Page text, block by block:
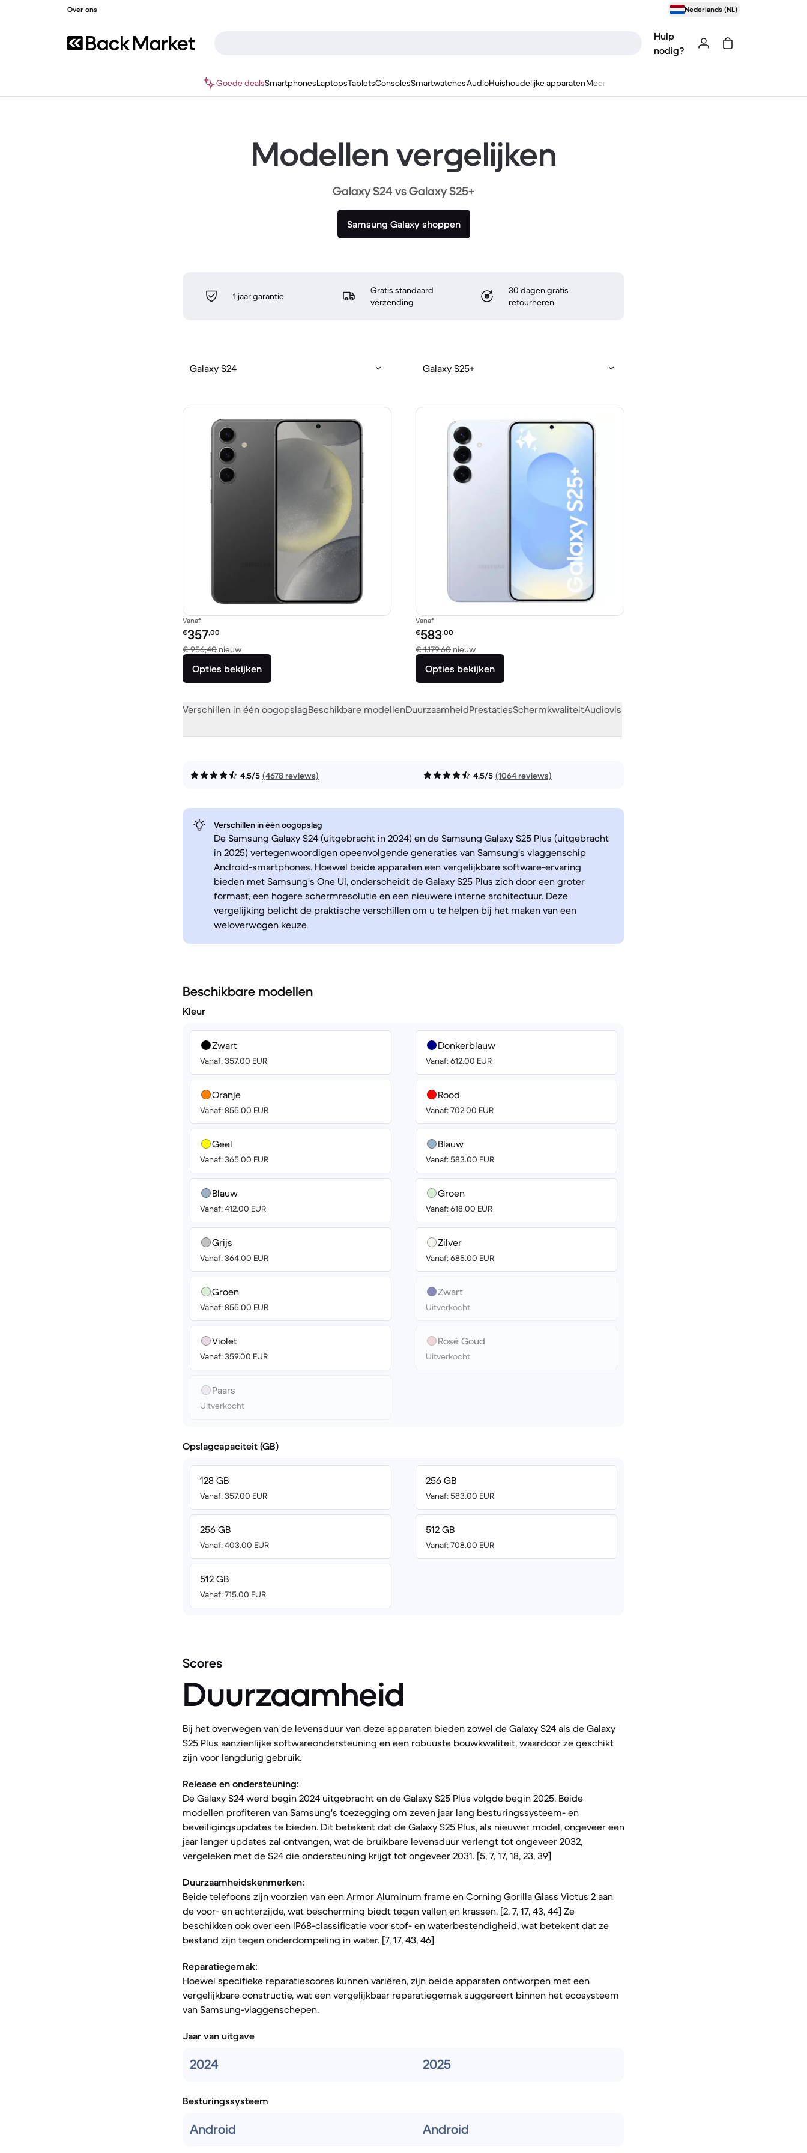
Over ons Nederlands (NL)
Hulp
nodig?
Goede dealsSmartphonesLaptopsTabletsConsolesSmartwatchesAudioHuishoudelijke apparatenMeer
Modellen vergelijken
Galaxy S24 vs Galaxy S25+
Samsung Galaxy shoppen
1 jaar garantie
Gratis standaard
verzending
30 dagen gratis
retourneren
Galaxy S24 Galaxy S25+
Vanaf
Refurbished prijs:
€357,00
€ 956,40 nieuwVergeleken met € 956,40 nieuw
Opties bekijken
Vanaf
Refurbished prijs:
€583,00
€ 1.179,60 nieuwVergeleken met € 1.179,60 nieuw
Opties bekijken
Verschillen in één oogopslagBeschikbare modellenDuurzaamheidPrestatiesSchermkwaliteitAudiovisueel
4,5/5 (4678 reviews) 4,5/5 (1064 reviews)
Verschillen in één oogopslag
De Samsung Galaxy S24 (uitgebracht in 2024) en de Samsung Galaxy S25 Plus (uitgebracht
in 2025) vertegenwoordigen opeenvolgende generaties van Samsung's vlaggenschip
Android-smartphones. Hoewel beide apparaten een vergelijkbare software-ervaring
bieden met Samsung's One UI, onderscheidt de Galaxy S25 Plus zich door een groter
formaat, een hogere schermresolutie en een nieuwere interne architectuur. Deze
vergelijking belicht de praktische verschillen om u te helpen bij het maken van een
weloverwogen keuze.
Beschikbare modellen
Kleur
Zwart
Vanaf: 357.00 EUR
Oranje
Vanaf: 855.00 EUR
Geel
Vanaf: 365.00 EUR
Blauw
Vanaf: 412.00 EUR
Grijs
Vanaf: 364.00 EUR
Groen
Vanaf: 855.00 EUR
Violet
Vanaf: 359.00 EUR
Paars
Uitverkocht
Donkerblauw
Vanaf: 612.00 EUR
Rood
Vanaf: 702.00 EUR
Blauw
Vanaf: 583.00 EUR
Groen
Vanaf: 618.00 EUR
Zilver
Vanaf: 685.00 EUR
Zwart
Uitverkocht
Rosé Goud
Uitverkocht
Opslagcapaciteit (GB)
128 GB
Vanaf: 357.00 EUR
256 GB
Vanaf: 403.00 EUR
512 GB
Vanaf: 715.00 EUR
256 GB
Vanaf: 583.00 EUR
512 GB
Vanaf: 708.00 EUR
Scores
Duurzaamheid
Bij het overwegen van de levensduur van deze apparaten bieden zowel de Galaxy S24 als de Galaxy
S25 Plus aanzienlijke softwareondersteuning en een robuuste bouwkwaliteit, waardoor ze geschikt
zijn voor langdurig gebruik.
Release en ondersteuning:
De Galaxy S24 werd begin 2024 uitgebracht en de Galaxy S25 Plus volgde begin 2025. Beide
modellen profiteren van Samsung's toezegging om zeven jaar lang besturingssysteem- en
beveiligingsupdates te bieden. Dit betekent dat de Galaxy S25 Plus, als nieuwer model, ongeveer een
jaar langer updates zal ontvangen, wat de bruikbare levensduur verlengt tot ongeveer 2032,
vergeleken met de S24 die ondersteuning krijgt tot ongeveer 2031. [5, 7, 17, 18, 23, 39]
Duurzaamheidskenmerken:
Beide telefoons zijn voorzien van een Armor Aluminum frame en Corning Gorilla Glass Victus 2 aan
de voor- en achterzijde, wat bescherming biedt tegen vallen en krassen. [2, 7, 17, 43, 44] Ze
beschikken ook over een IP68-classificatie voor stof- en waterbestendigheid, wat betekent dat ze
bestand zijn tegen onderdompeling in water. [7, 17, 43, 46]
Reparatiegemak:
Hoewel specifieke reparatiescores kunnen variëren, zijn beide apparaten ontworpen met een
vergelijkbare constructie, wat een vergelijkbaar reparatiegemak suggereert binnen het ecosysteem
van Samsung-vlaggenschepen.
Jaar van uitgave
2024 2025
Besturingssysteem
Android Android